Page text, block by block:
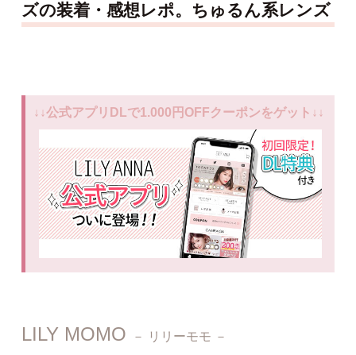
ズの装着・感想レポ。ちゅるん系レンズ
↓↓公式アプリDLで1.000円OFFクーポンをゲット↓↓
LILY MOMO － リリーモモ －